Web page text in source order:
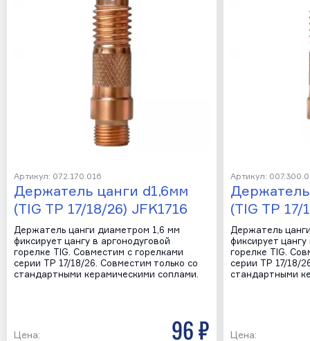
Артикул: 072.170.016
Держатель цанги d1,6мм
(TIG TP 17/18/26) JFK1716
Держатель цанги диаметром 1,6 мм
фиксирует цангу в аргонодуговой
горелке TIG. Совместим с горелками
серии TP 17/18/26. Совместим только со
стандартными керамическими соплами.
Цена: 96 р
Артикул:
(TIG TP 17/
Держатель
фиксирует
горелке TIG.
серии TP 17/18/
стандартными
Цена: